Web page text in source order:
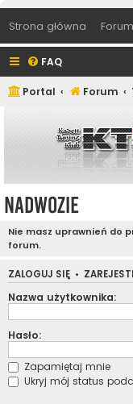
Strona główna Forum
FAQ
Portal Forum
Nadwozie
Nie masz uprawnień do
forum.
ZALOGUJ SIĘ •
Nazwa użytkownika:
Hasło:
Zapamiętaj mnie
Ukryj mój status